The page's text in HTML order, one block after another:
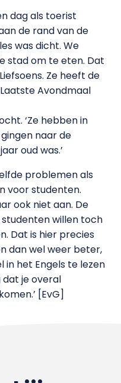
dag als toerist
de rand van de
was dicht. We
stad om te eten. Dat
Ze heeft de
Avondmaal
‘Ze hebben in
naar de
oud was.’
problemen als
voor studenten.
ook niet aan. De
studenten willen toch
Dat is hier precies
dan wel weer beter,
in het Engels te lezen
dat je overal
[EvG]